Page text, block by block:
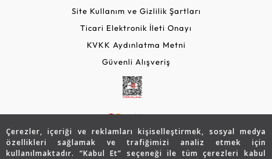
Çerezler, içeriği ve reklamları kişiselleştirmek, sosyal medya
özellikleri sağlamak ve trafiğimizi analiz etmek için
kullanılmaktadır. “Kabul Et” seçeneği ile tüm çerezleri kabul
Site Kullanım ve Gizlilik Şartları
Ticari Elektronik İleti Onayı
KVKK Aydınlatma Metni
Güvenli Alışveriş